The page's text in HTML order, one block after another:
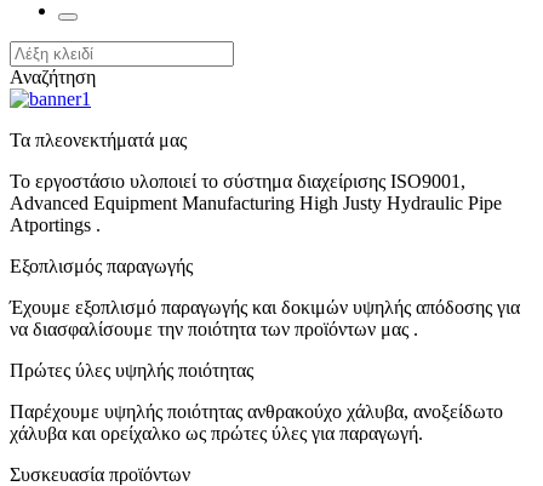
Αναζήτηση
Τα πλεονεκτήματά μας
Το εργοστάσιο υλοποιεί το σύστημα διαχείρισης ISO9001,
Advanced Equipment Manufacturing High Justy Hydraulic Pipe
Atportings .
Εξοπλισμός παραγωγής
Έχουμε εξοπλισμό παραγωγής και δοκιμών υψηλής απόδοσης για
να διασφαλίσουμε την ποιότητα των προϊόντων μας .
Πρώτες ύλες υψηλής ποιότητας
Παρέχουμε υψηλής ποιότητας ανθρακούχο χάλυβα, ανοξείδωτο
χάλυβα και ορείχαλκο ως πρώτες ύλες για παραγωγή.
Συσκευασία προϊόντων